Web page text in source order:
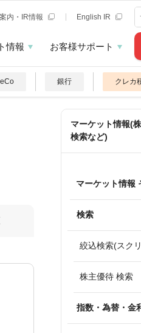
内・IR情報 English IR
情報 お客様サポート
銀行 クレカ
マーケット情報(
検索など)
マーケット情報
検索
絞込検索(スク
株主優待 検索
指数・為替・金